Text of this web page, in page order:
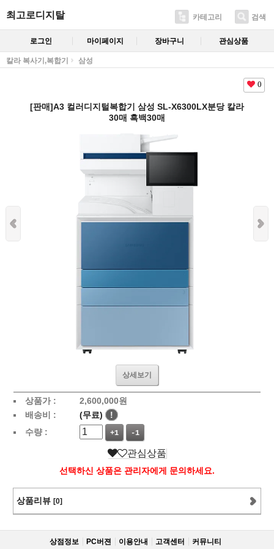
최고로디지탈 카테고리 검색
로그인 마이페이지 장바구니 관심상품
칼라 복사기,복합기 삼성
0
[판매]A3 컬러디지털복합기 삼성 SL-X6300LX분당 칼라
30매 흑백30매
상세보기
상품가 : 2,600,000원
배송비 :
(무료)
!
수량 :
+1 -1
관심상품
선택하신 상품은 관리자에게 문의하세요.
상품리뷰 [0]
상점정보 PC버젼 이용안내 고객센터 커뮤니티